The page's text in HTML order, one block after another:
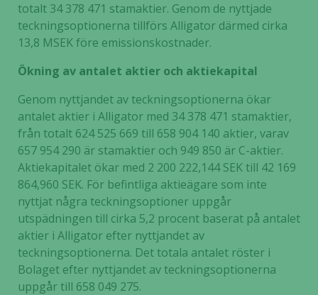
totalt 34 378 471 stamaktier. Genom de nyttjade
teckningsoptionerna tillförs Alligator därmed cirka
13,8 MSEK före emissionskostnader.
Ökning av antalet aktier och aktiekapital
Genom nyttjandet av teckningsoptionerna ökar
antalet aktier i Alligator med 34 378 471 stamaktier,
från totalt 624 525 669 till 658 904 140 aktier, varav
657 954 290 är stamaktier och 949 850 är C-aktier.
Aktiekapitalet ökar med 2 200 222,144 SEK till 42 169
864,960 SEK. För befintliga aktieägare som inte
nyttjat några teckningsoptioner uppgår
utspädningen till cirka 5,2 procent baserat på antalet
aktier i Alligator efter nyttjandet av
teckningsoptionerna. Det totala antalet röster i
Bolaget efter nyttjandet av teckningsoptionerna
uppgår till 658 049 275.